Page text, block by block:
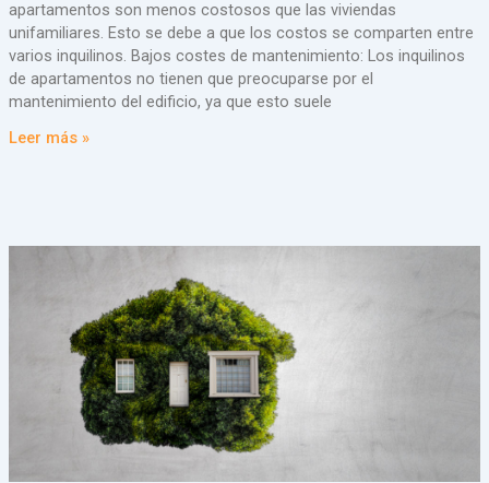
apartamentos son menos costosos que las viviendas
unifamiliares. Esto se debe a que los costos se comparten entre
varios inquilinos. Bajos costes de mantenimiento: Los inquilinos
de apartamentos no tienen que preocuparse por el
mantenimiento del edificio, ya que esto suele
Leer más »